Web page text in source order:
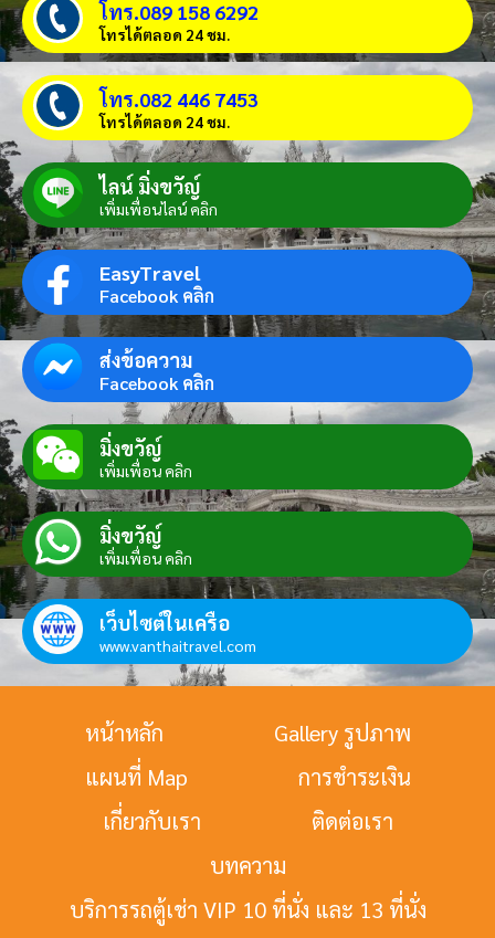
โทร.089 158 6292
โทรได้ตลอด 24 ชม.
โทร.082 446 7453
โทรได้ตลอด 24 ชม.
ไลน์ มิ่งขวัญ์
เพิ่มเพื่อนไลน์ คลิก
EasyTravel
Facebook คลิก
ส่งข้อความ
Facebook คลิก
มิ่งขวัญ์
เพิ่มเพื่อน คลิก
มิ่งขวัญ์
เพิ่มเพื่อน คลิก
เว็บไซต์ในเครือ
www.vanthaitravel.com
หน้าหลัก
Gallery รูปภาพ
แผนที่ Map
การชำระเงิน
เกี่ยวกับเรา
ติดต่อเรา
บทความ
บริการรถตู้เช่า VIP 10 ที่นั่ง และ 13 ที่นั่ง